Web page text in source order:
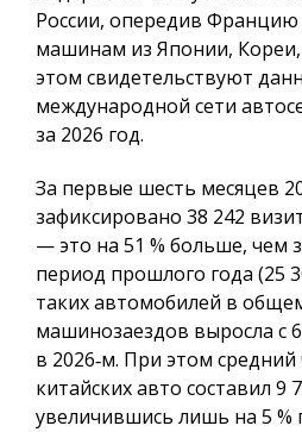
России, опередив Францию
машинам из Японии,
этом свидетельствуют
международной сети
за 2026 год.
За первые шесть месяцев
зафиксировано 38 242
— это на 51 % больше, чем
период прошлого года (25
таких автомобилей в
машинозаездов выросла с 6
в 2026‑м. При этом
китайских авто составил 9
увеличившись лишь на 5 %